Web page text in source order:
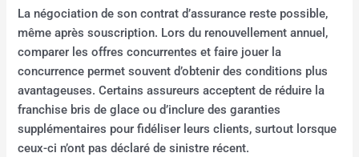
La négociation de son contrat d’assurance reste possible,
même après souscription. Lors du renouvellement annuel,
comparer les offres concurrentes et faire jouer la
concurrence permet souvent d’obtenir des conditions plus
avantageuses. Certains assureurs acceptent de réduire la
franchise bris de glace ou d’inclure des garanties
supplémentaires pour fidéliser leurs clients, surtout lorsque
ceux-ci n’ont pas déclaré de sinistre récent.